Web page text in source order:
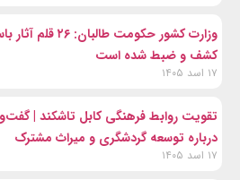
وزارت کشور حکومت
کشف و ضبط شده است
۱۷ اسد ۱۴۰۵
تقویت روابط فرهنگی کابل تاشکند |
درباره توسعه گردشگری و میراث مشترک
۱۷ اسد ۱۴۰۵